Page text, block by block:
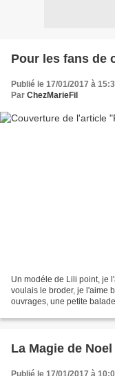
Pour les fans de
Publié le 17/01/2017 à
Par ChezMarieFil
Un modéle de Lili point, je
voulais le broder, je l'aime
ouvrages, une petite
La Magie de